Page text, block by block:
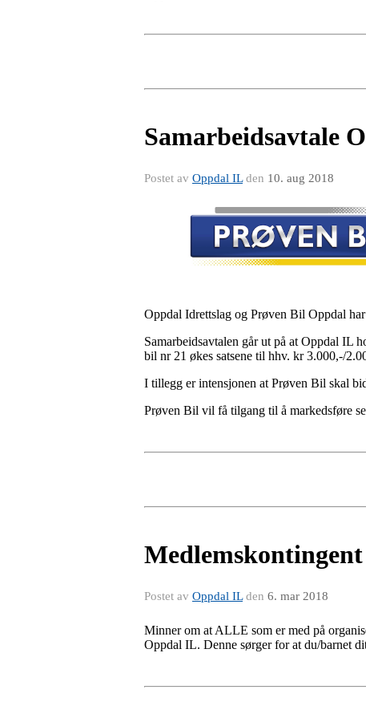
Samarbeidsavtale
Postet av Oppdal ILden 10. aug 2018
Oppdal Idrettslag og Prøven Bil Oppdal
Samarbeidsavtalen går ut på at Oppdal IL
bil nr 21 økes satsene til hhv. kr 3.000,-/
I tillegg er intensjonen at Prøven Bil skal
Prøven Bil vil få tilgang til å markedsføre
Medlemskontingent
Postet av Oppdal ILden 6. mar 2018
Minner om at ALLE som er med på
Oppdal IL. Denne sørger for at du/barnet